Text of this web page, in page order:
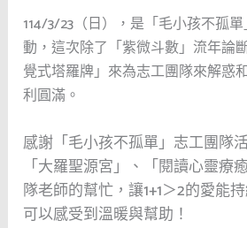
114/3/23（日），是「毛小孩不孤
動，這次除了「紫微斗數」流年論
覺式塔羅牌」來為志工團隊來解惑
利圓滿。
感謝「毛小孩不孤單」志工團隊
「大羅聖源宮」、「閱讀心靈療
隊老師的幫忙，讓1+1＞2的愛能
可以感受到溫暖與幫助！